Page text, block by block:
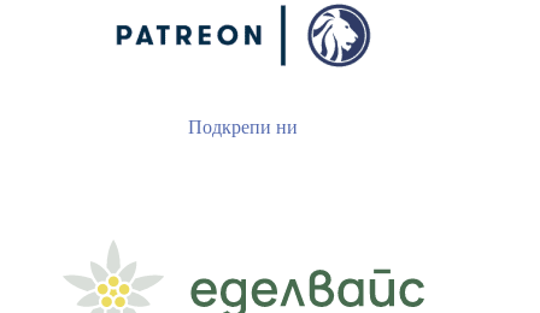
Подкрепи ни